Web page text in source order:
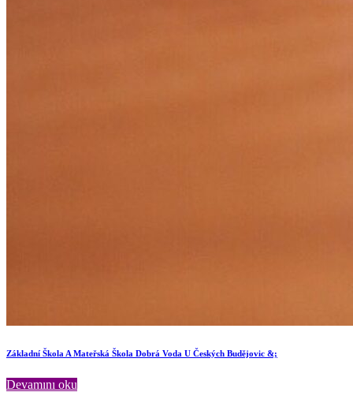
Základní Škola A Mateřská Škola Dobrá Voda U Českých Budějovic &;
Devamını oku